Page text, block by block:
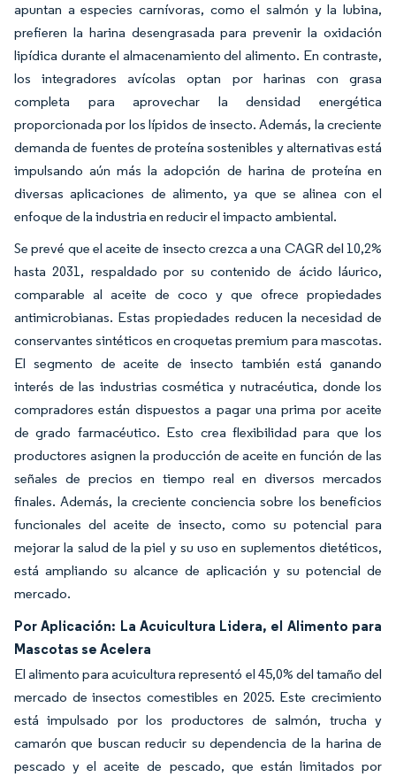
apuntan a especies carnívoras, como el salmón y la lubina,
prefieren la harina desengrasada para prevenir la oxidación
lipídica durante el almacenamiento del alimento. En contraste,
los integradores avícolas optan por harinas con grasa
completa para aprovechar la densidad energética
proporcionada por los lípidos de insecto. Además, la creciente
demanda de fuentes de proteína sostenibles y alternativas está
impulsando aún más la adopción de harina de proteína en
diversas aplicaciones de alimento, ya que se alinea con el
enfoque de la industria en reducir el impacto ambiental.
Se prevé que el aceite de insecto crezca a una CAGR del 10,2%
hasta 2031, respaldado por su contenido de ácido láurico,
comparable al aceite de coco y que ofrece propiedades
antimicrobianas. Estas propiedades reducen la necesidad de
conservantes sintéticos en croquetas premium para mascotas.
El segmento de aceite de insecto también está ganando
interés de las industrias cosmética y nutracéutica, donde los
compradores están dispuestos a pagar una prima por aceite
de grado farmacéutico. Esto crea flexibilidad para que los
productores asignen la producción de aceite en función de las
señales de precios en tiempo real en diversos mercados
finales. Además, la creciente conciencia sobre los beneficios
funcionales del aceite de insecto, como su potencial para
mejorar la salud de la piel y su uso en suplementos dietéticos,
está ampliando su alcance de aplicación y su potencial de
mercado.
Por Aplicación: La Acuicultura Lidera, el Alimento para
Mascotas se Acelera
El alimento para acuicultura representó el 45,0% del tamaño del
mercado de insectos comestibles en 2025. Este crecimiento
está impulsado por los productores de salmón, trucha y
camarón que buscan reducir su dependencia de la harina de
pescado y el aceite de pescado, que están limitados por